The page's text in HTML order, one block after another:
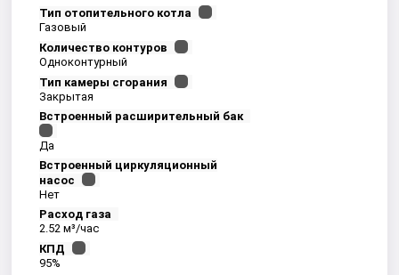
Тип отопительного котла
Газовый
Количество контуров
Одноконтурный
Тип камеры сгорания
Закрытая
Встроенный расширительный бак
Да
Встроенный циркуляционный
насос
Нет
Расход газа
2.52 м³/час
КПД
95%